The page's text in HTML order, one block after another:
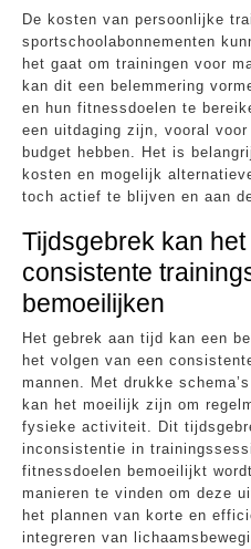
De kosten van persoonlijke
sportschoolabonnementen
het gaat om trainingen voor
kan dit een belemmering
en hun fitnessdoelen te
een uitdaging zijn, vooral
budget hebben. Het is
kosten en mogelijk
toch actief te blijven en aan
Tijdsgebrek kan
consistente
bemoeilijken
Het gebrek aan tijd kan een
het volgen van een
mannen. Met drukke
kan het moeilijk zijn om
fysieke activiteit. Dit
inconsistentie in
fitnessdoelen bemoeilijkt
manieren te vinden om deze
het plannen van korte en
integreren van